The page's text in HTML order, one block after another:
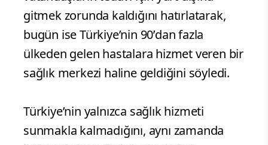
gitmek zorunda kaldığını hatırlatarak,
bugün ise Türkiye’nin 90’dan fazla
ülkeden gelen hastalara hizmet veren bir
sağlık merkezi haline geldiğini söyledi.
Türkiye’nin yalnızca sağlık hizmeti
sunmakla kalmadığını, aynı zamanda